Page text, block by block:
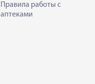
Правила работы с
аптеками